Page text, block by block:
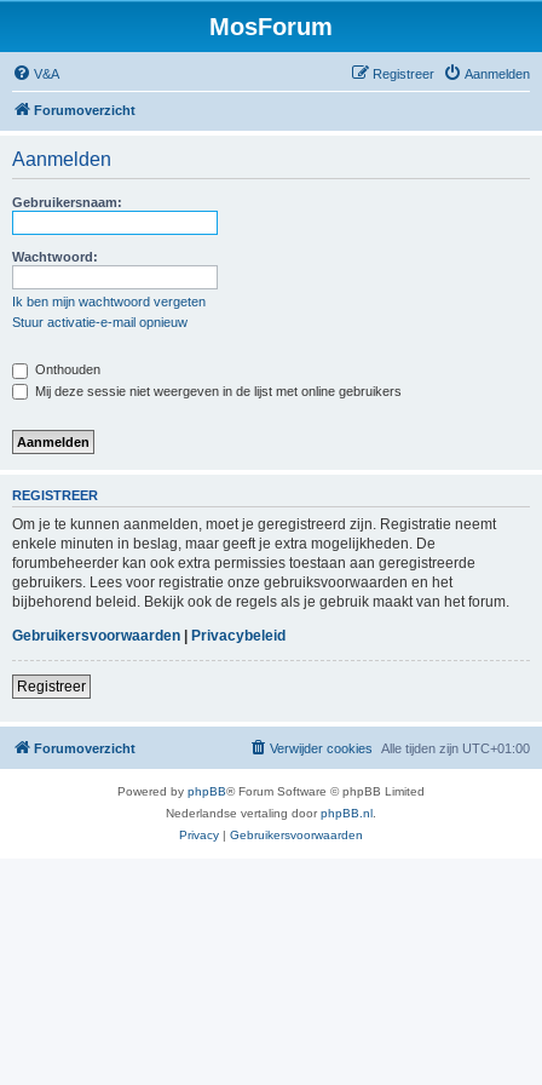
MosForum
V&A Aanmelden
Registreer
Forumoverzicht
Aanmelden
Gebruikersnaam:
Wachtwoord:
Ik ben mijn wachtwoord vergeten
Stuur activatie-e-mail opnieuw
Onthouden
Mij deze sessie niet weergeven in de lijst met online gebruikers
REGISTREER
Om je te kunnen aanmelden, moet je geregistreerd zijn. Registratie neemt
enkele minuten in beslag, maar geeft je extra mogelijkheden. De
forumbeheerder kan ook extra permissies toestaan aan geregistreerde
gebruikers. Lees voor registratie onze gebruiksvoorwaarden en het
bijbehorend beleid. Bekijk ook de regels als je gebruik maakt van het forum.
Gebruikersvoorwaarden | Privacybeleid
Registreer
Forumoverzicht Alle tijden zijn UTC+01:00
Verwijder cookies
Powered by phpBB® Forum Software © phpBB Limited
Nederlandse vertaling doorphpBB.nl
Privacy | Gebruikersvoorwaarden